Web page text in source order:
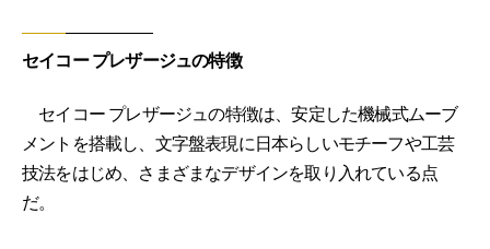
セイコー プレザージュの特徴
セイコー プレザージュの特徴は、安定した機械式ムーブ
メントを搭載し、文字盤表現に日本らしいモチーフや工芸
技法をはじめ、さまざまなデザインを取り入れている点
だ。